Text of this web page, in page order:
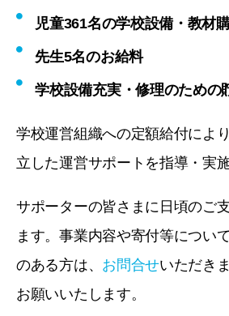
児童361名の学校設備・教材
先生5名のお給料
学校設備充実・修理のための
学校運営組織への定額給付によ
立した運営サポートを指導・実
サポーターの皆さまに日頃のご
ます。事業内容や寄付等につい
のある方は、 お問合せいただき
お願いいたします。